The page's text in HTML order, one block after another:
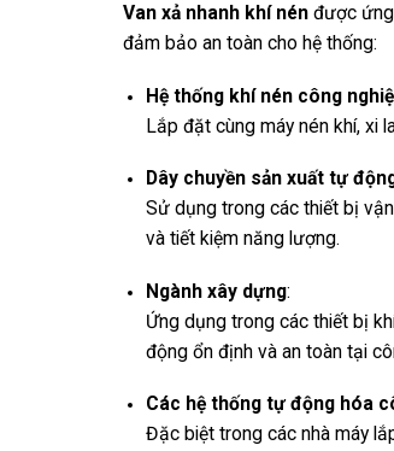
Van xả nhanh khí nén được
đảm bảo an toàn cho hệ thống:
Hệ thống khí nén công
Lắp đặt cùng máy nén khí, xi
Dây chuyền sản xuất tự
Sử dụng trong các thiết bị
và tiết kiệm năng lượng.
Ngành xây dựng:
Ứng dụng trong các thiết bị
động ổn định và an toàn tại
Các hệ thống tự động hóa
Đặc biệt trong các nhà máy